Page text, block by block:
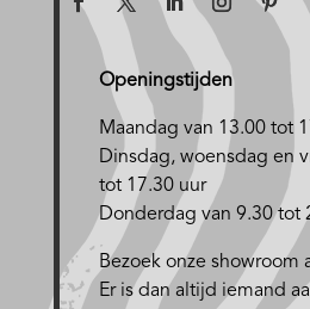
Openingstijden
Maandag van 13.00 tot
Dinsdag, woensdag en
tot 17.30 uur
Donderdag van 9.30 tot
Bezoek onze showroom
Er is dan altijd iemand